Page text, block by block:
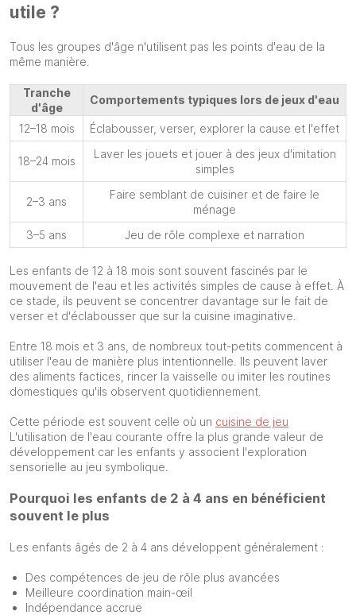
utile ?
Tous les groupes d'âge n'utilisent pas les points d'eau de la
même manière.
Tranche
d'âge
Comportements typiques lors de jeux d'eau
12–18 mois Éclabousser, verser, explorer la cause et l'effet
18–24 mois
Laver les jouets et jouer à des jeux d'imitation
simples
2–3 ans
Faire semblant de cuisiner et de faire le
ménage
3–5 ans
Jeu de rôle complexe et narration
Les enfants de 12 à 18 mois sont souvent fascinés par le
mouvement de l'eau et les activités simples de cause à effet. À
ce stade, ils peuvent se concentrer davantage sur le fait de
verser et d'éclabousser que sur la cuisine imaginative.
Entre 18 mois et 3 ans, de nombreux tout-petits commencent à
utiliser l'eau de manière plus intentionnelle. Ils peuvent laver
des aliments factices, rincer la vaisselle ou imiter les routines
domestiques qu'ils observent quotidiennement.
Cette période est souvent celle où un cuisine de jeu
L'utilisation de l'eau courante offre la plus grande valeur de
développement car les enfants y associent l'exploration
sensorielle au jeu symbolique.
Pourquoi les enfants de 2 à 4 ans en bénéficient
souvent le plus
Les enfants âgés de 2 à 4 ans développent généralement :
Des compétences de jeu de rôle plus avancées
Meilleure coordination main-œil
Indépendance accrue